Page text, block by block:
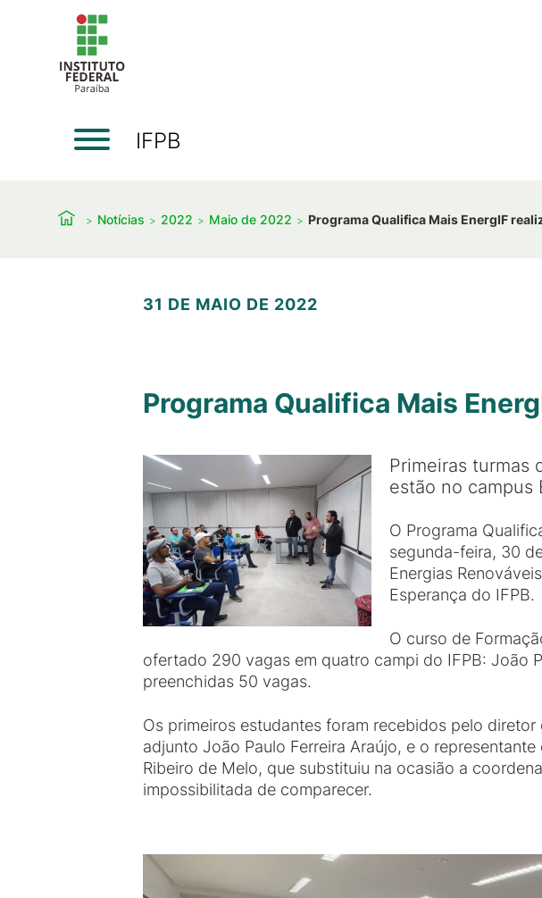
IFPB
Notícias 2022 Maio de 2022 Programa Qualifica Mais EnergIF
31 DE MAIO DE 2022
Programa Qualifica Mais
Primeiras turmas
estão no campus
O Programa
segunda-feira, 30
Energias
Esperança do IFPB.
O curso de
ofertado 290 vagas em quatro campi do IFPB: João
preenchidas 50 vagas.
Os primeiros estudantes foram recebidos pelo
adjunto João Paulo Ferreira Araújo, e o
Ribeiro de Melo, que substituiu na ocasião a
impossibilitada de comparecer.